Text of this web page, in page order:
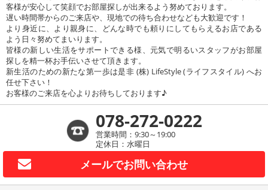
客様が安心して笑顔でお部屋探しが出来るよう努めております。
遅い時間帯からのご来店や、現地での待ち合わせなども大歓迎です！
より身近に、より親身に、どんな時でも頼りにしてもらえるお店である
よう日々努めてまいります。
皆様の新しい生活をサポートできる様、元気で明るいスタッフがお部屋
探しを精一杯お手伝いさせて頂きます。
新生活のための新たな第一歩は是非 (株) LifeStyle (ライフスタイル) へお
任せ下さい！
お客様のご来店を心よりお待ちしております♪
078-272-0222
営業時間：9:30～19:00
定休日：水曜日
メールでお問い合わせ